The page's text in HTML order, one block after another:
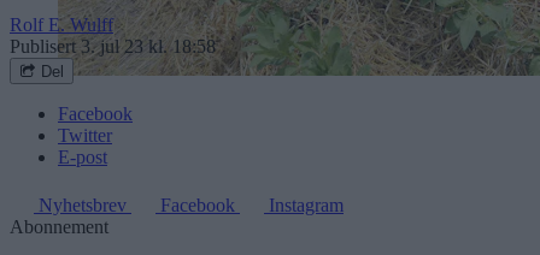
Rolf E. Wulff
Publisert 3. jul 23 kl. 18:58
Del
Facebook
Twitter
E-post
Nyhetsbrev Facebook
Instagram
Abonnement